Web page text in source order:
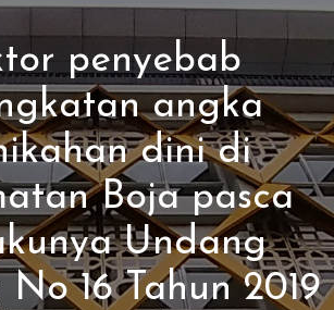
penyebab
angka
dini di
Boja pasca
Undang
16 Tahun 2019